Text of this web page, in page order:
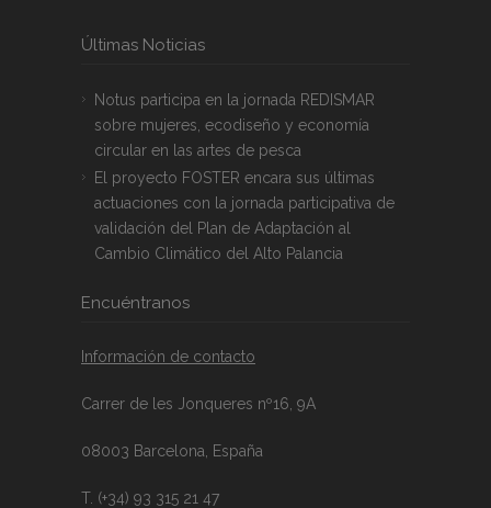
Últimas Noticias
Notus participa en la jornada REDISMAR
sobre mujeres, ecodiseño y economía
circular en las artes de pesca
El proyecto FOSTER encara sus últimas
actuaciones con la jornada participativa de
validación del Plan de Adaptación al
Cambio Climático del Alto Palancia
Encuéntranos
Información de contacto
Carrer de les Jonqueres nº16, 9A
08003 Barcelona, España
T. (+34) 93 315 21 47